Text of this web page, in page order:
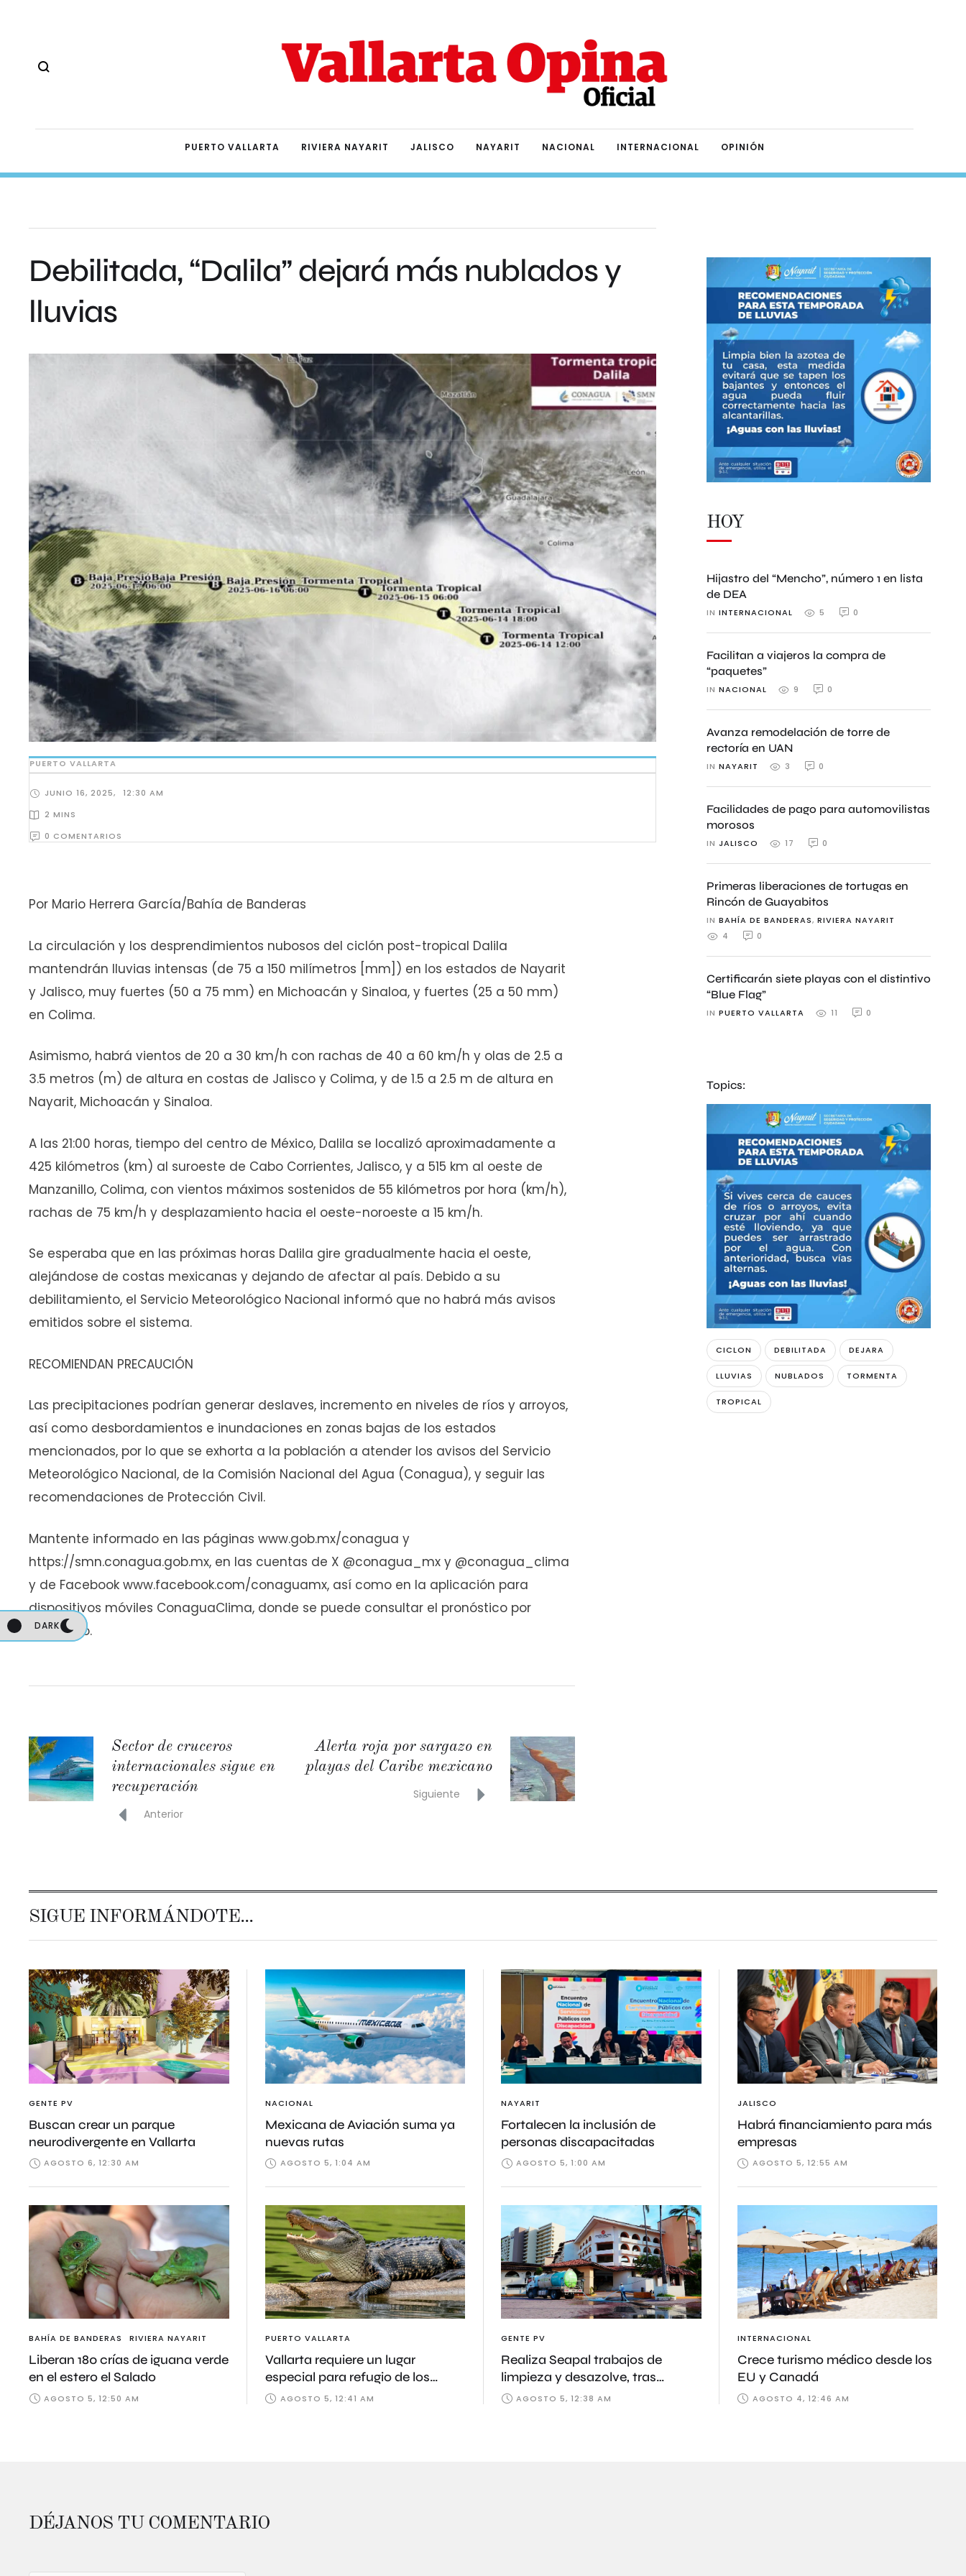
DARK
DARK
PUERTO VALLARTA RIVIERA NAYARIT JALISCO NAYARIT NACIONAL INTERNACIONAL OPINIÓN
Debilitada, “Dalila” dejará más nublados y
lluvias
PUERTO VALLARTA
JUNIO 16, 2025,
12:30 AM
2 MINS
0 COMENTARIOS
Por Mario Herrera García/Bahía de Banderas
La circulación y los desprendimientos nubosos del ciclón post-tropical Dalila
mantendrán lluvias intensas (de 75 a 150 milímetros [mm]) en los estados de Nayarit
y Jalisco, muy fuertes (50 a 75 mm) en Michoacán y Sinaloa, y fuertes (25 a 50 mm)
en Colima.
Asimismo, habrá vientos de 20 a 30 km/h con rachas de 40 a 60 km/h y olas de 2.5 a
3.5 metros (m) de altura en costas de Jalisco y Colima, y de 1.5 a 2.5 m de altura en
Nayarit, Michoacán y Sinaloa.
A las 21:00 horas, tiempo del centro de México, Dalila se localizó aproximadamente a
425 kilómetros (km) al suroeste de Cabo Corrientes, Jalisco, y a 515 km al oeste de
Manzanillo, Colima, con vientos máximos sostenidos de 55 kilómetros por hora (km/h),
rachas de 75 km/h y desplazamiento hacia el oeste-noroeste a 15 km/h.
Se esperaba que en las próximas horas Dalila gire gradualmente hacia el oeste,
alejándose de costas mexicanas y dejando de afectar al país. Debido a su
debilitamiento, el Servicio Meteorológico Nacional informó que no habrá más avisos
emitidos sobre el sistema.
RECOMIENDAN PRECAUCIÓN
Las precipitaciones podrían generar deslaves, incremento en niveles de ríos y arroyos,
así como desbordamientos e inundaciones en zonas bajas de los estados
mencionados, por lo que se exhorta a la población a atender los avisos del Servicio
Meteorológico Nacional, de la Comisión Nacional del Agua (Conagua), y seguir las
recomendaciones de Protección Civil.
Mantente informado en las páginas www.gob.mx/conagua y
https://smn.conagua.gob.mx, en las cuentas de X @conagua_mx y @conagua_clima
y de Facebook www.facebook.com/conaguamx, así como en la aplicación para
dispositivos móviles ConaguaClima, donde se puede consultar el pronóstico por
municipio.
Sector de cruceros
internacionales sigue en
recuperación
Anterior
Alerta roja por sargazo en
playas del Caribe mexicano
Siguiente
HOY
Hijastro del “Mencho”, número 1 en lista
de DEA
IN INTERNACIONAL 5 0
Facilitan a viajeros la compra de
“paquetes”
IN NACIONAL 9 0
Avanza remodelación de torre de
rectoría en UAN
IN NAYARIT 3 0
Facilidades de pago para automovilistas
morosos
IN JALISCO 17 0
Primeras liberaciones de tortugas en
Rincón de Guayabitos
IN BAHÍA DE BANDERAS, RIVIERA NAYARIT
4
0
Certificarán siete playas con el distintivo
“Blue Flag”
IN PUERTO VALLARTA 11 0
Topics:
CICLON DEBILITADA DEJARA
LLUVIAS NUBLADOS TORMENTA
TROPICAL
SIGUE INFORMÁNDOTE...
GENTE PV
Buscan crear un parque
neurodivergente en Vallarta
AGOSTO 6, 12:30 AM
NACIONAL
Mexicana de Aviación suma ya
nuevas rutas
AGOSTO 5, 1:04 AM
NAYARIT
Fortalecen la inclusión de
personas discapacitadas
AGOSTO 5, 1:00 AM
JALISCO
Habrá financiamiento para más
empresas
AGOSTO 5, 12:55 AM
BAHÍA DE BANDERAS RIVIERA NAYARIT
Liberan 180 crías de iguana verde
en el estero el Salado
AGOSTO 5, 12:50 AM
PUERTO VALLARTA
Vallarta requiere un lugar
especial para refugio de los
cocodrilos
AGOSTO 5, 12:41 AM
GENTE PV
Realiza Seapal trabajos de
limpieza y desazolve, tras
fuertes tormentas
AGOSTO 5, 12:38 AM
INTERNACIONAL
Crece turismo médico desde los
EU y Canadá
AGOSTO 4, 12:46 AM
DÉJANOS TU COMENTARIO